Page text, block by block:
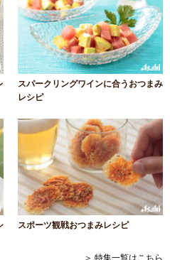
スパークリングワインに合うおつまみ
レシピ
スポーツ観戦おつまみレシピ
＞ 特集一覧はこちら